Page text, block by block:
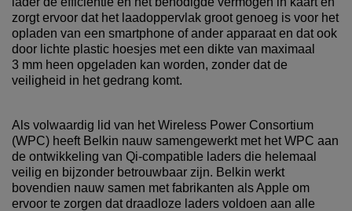
zorgt ervoor dat het laadoppervlak groot genoeg is voor het
opladen van een smartphone of ander apparaat en dat ook
door lichte plastic hoesjes met een dikte van maximaal
3 mm heen opgeladen kan worden, zonder dat de
veiligheid in het gedrang komt.
Als volwaardig lid van het Wireless Power Consortium
(WPC) heeft Belkin nauw samengewerkt met het WPC aan
de ontwikkeling van Qi-compatible laders die helemaal
veilig en bijzonder betrouwbaar zijn. Belkin werkt
bovendien nauw samen met fabrikanten als Apple om
ervoor te zorgen dat draadloze laders voldoen aan alle